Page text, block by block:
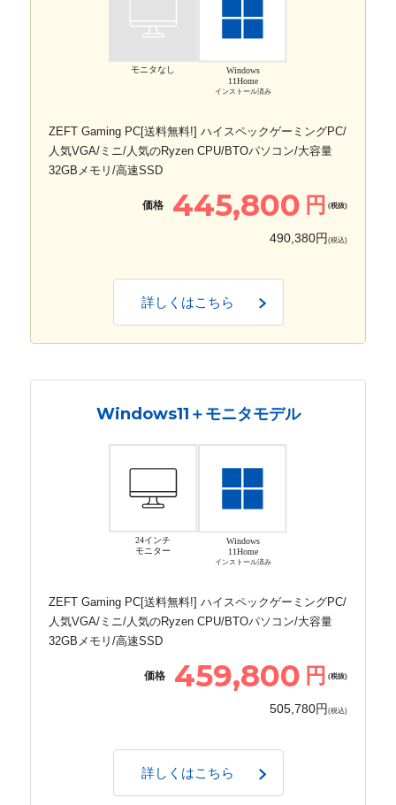
モニタなし
Windows
11Home
インストール済み
ZEFT Gaming PC[送料無料!] ハイスペックゲーミングPC/
人気VGA/ミニ/人気のRyzen CPU/BTOパソコン/大容量
32GBメモリ/高速SSD
価格 445,800 円 (税抜)
490,380円 (税込)
詳しくはこちら
Windows11＋モニタモデル
24インチ
モニター
Windows
11Home
インストール済み
ZEFT Gaming PC[送料無料!] ハイスペックゲーミングPC/
人気VGA/ミニ/人気のRyzen CPU/BTOパソコン/大容量
32GBメモリ/高速SSD
価格 459,800 円 (税抜)
505,780円 (税込)
詳しくはこちら